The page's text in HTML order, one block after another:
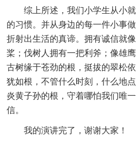
综上所述，我们小学生从小
的习惯。并从身边的每一件小事
折射出生活的真谛。拥有诚信就
桨；伐树人拥有一把利斧；像雄
古树缘于苍劲的根，挺拔的翠松
犹如根，不管什么时刻，什么地
炎黄子孙的根，守着哪怕我们
信。
我的演讲完了，谢谢大家！